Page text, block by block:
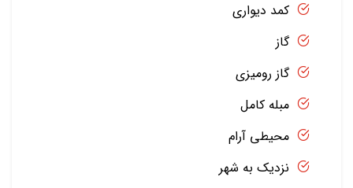
کمد دیواری
گاز
گاز رومیزی
مبله کامل
محیطی آرام
نزدیک به شهر